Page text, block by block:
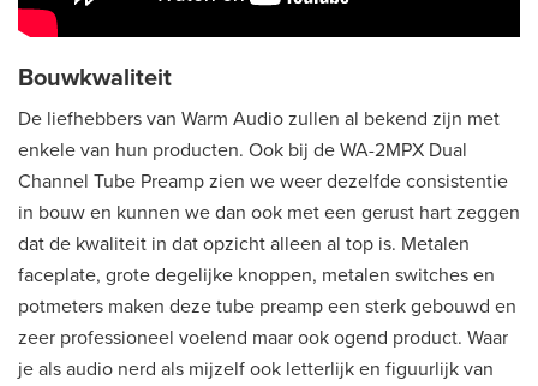
Bouwkwaliteit
De liefhebbers van Warm Audio zullen al bekend zijn met
enkele van hun producten. Ook bij de WA-2MPX Dual
Channel Tube Preamp zien we weer dezelfde consistentie
in bouw en kunnen we dan ook met een gerust hart zeggen
dat de kwaliteit in dat opzicht alleen al top is. Metalen
faceplate, grote degelijke knoppen, metalen switches en
potmeters maken deze tube preamp een sterk gebouwd en
zeer professioneel voelend maar ook ogend product. Waar
je als audio nerd als mijzelf ook letterlijk en figuurlijk van